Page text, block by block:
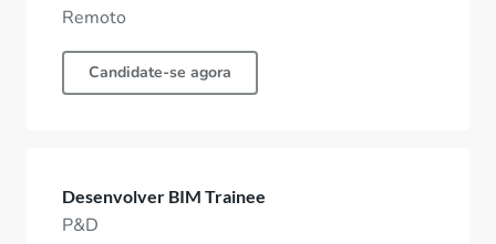
Remoto
Candidate-se agora
Desenvolver BIM Trainee
P&D